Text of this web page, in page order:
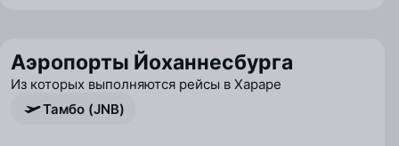
Аэропорты Йоханнесбурга
Из которых выполняются рейсы в Хараре
Тамбо (JNB)